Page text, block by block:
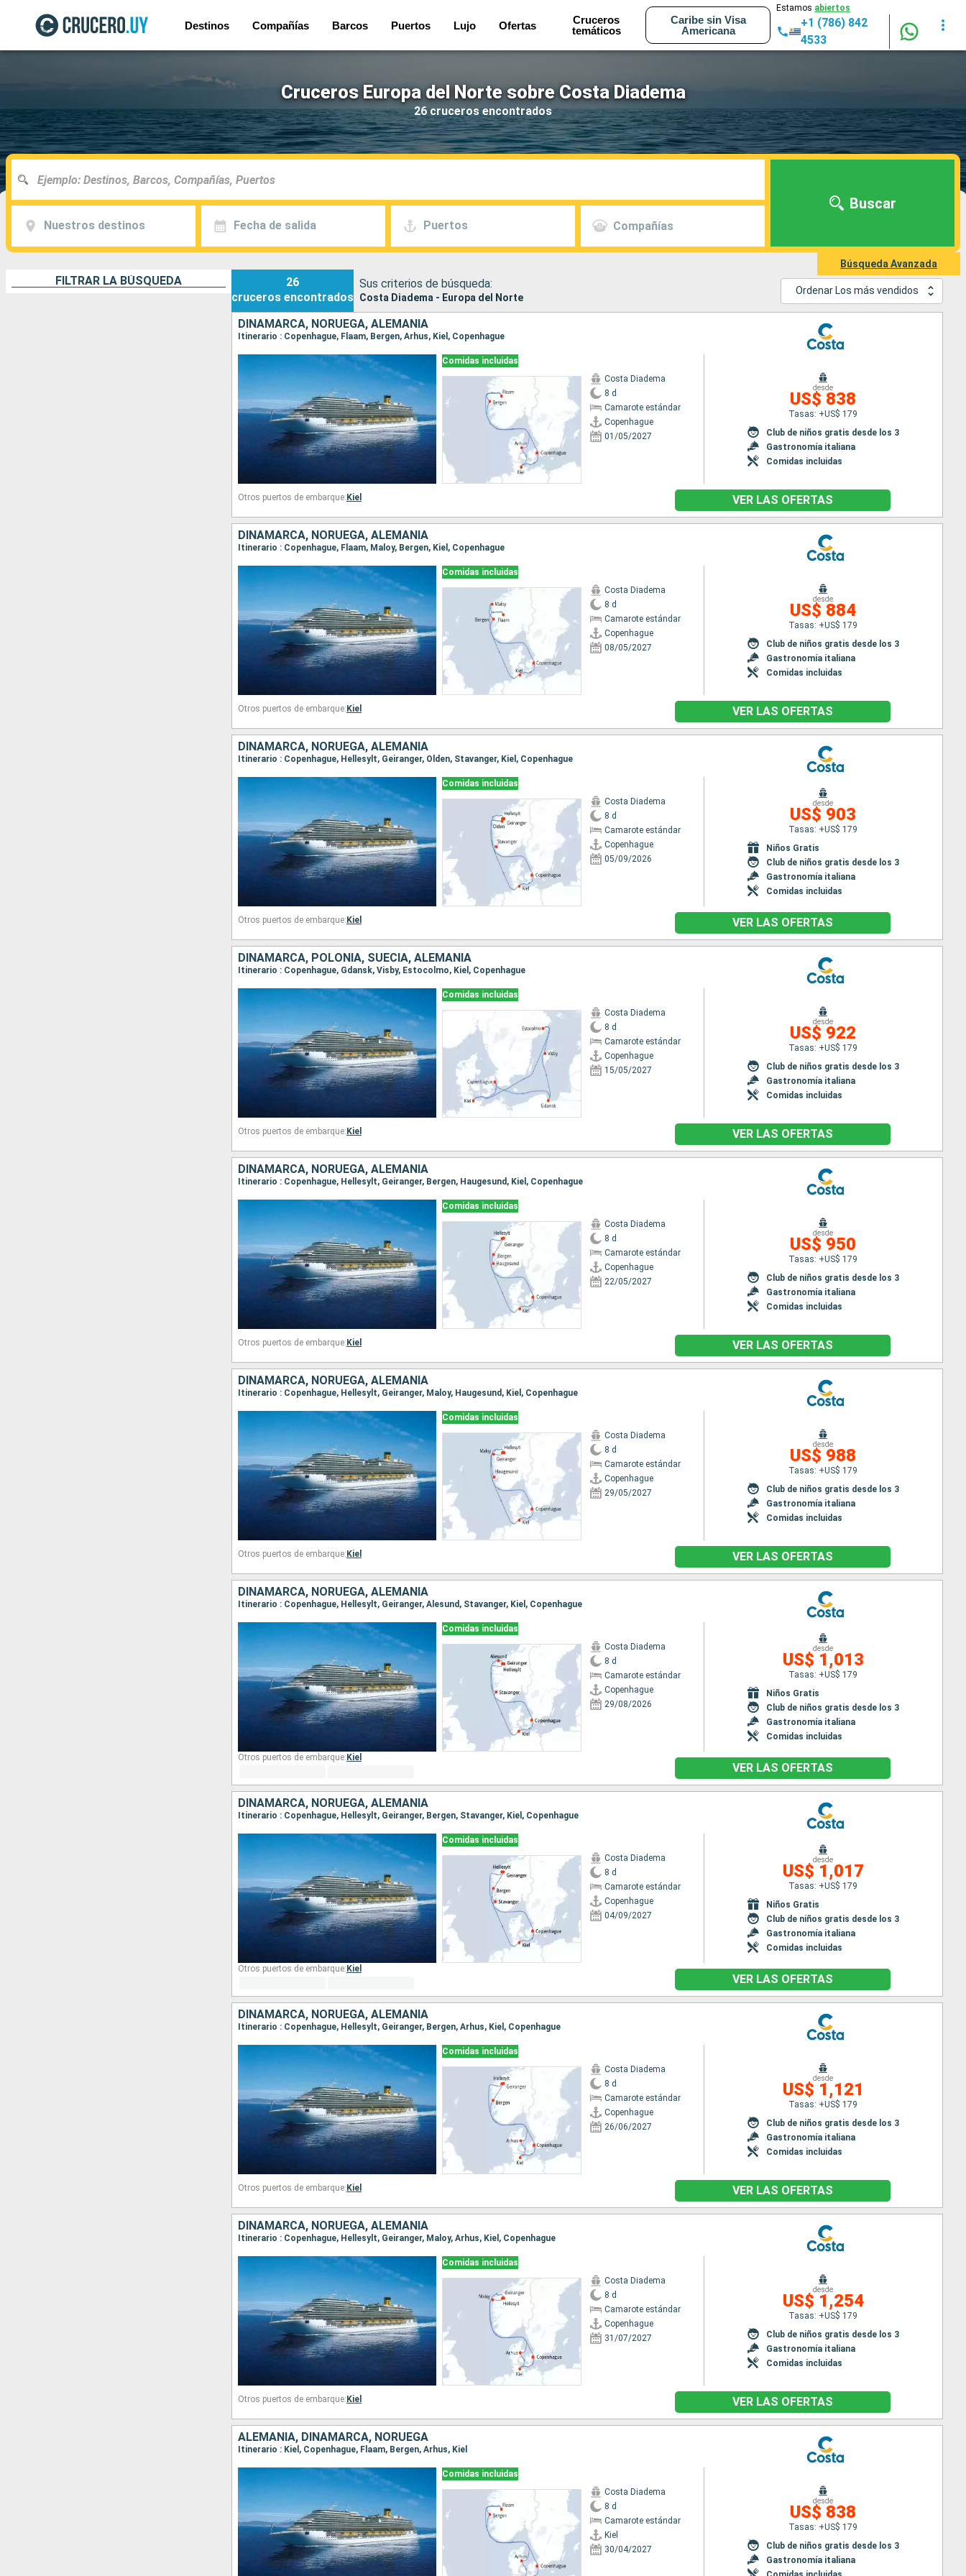
Destinos Compañías Barcos Puertos Lujo Ofertas
Cruceros
temáticos
Caribe sin Visa
Americana
Estamos abiertos
+1 (786) 842
4533
Cruceros Europa del Norte sobre Costa Diadema
26 cruceros encontrados
Nuestros destinos Fecha de salida Puertos Compañías
Buscar
Búsqueda Avanzada
FILTRAR LA BÚSQUEDA
26
cruceros encontrados
Sus criterios de búsqueda:
Costa Diadema - Europa del Norte
Ordenar Los más vendidos
DINAMARCA, NORUEGA, ALEMANIA
Itinerario : Copenhague, Flaam, Bergen, Arhus, Kiel, Copenhague
Comidas incluidas
Costa Diadema
8 d
Camarote estándar
Copenhague
01/05/2027
desde
US$ 838
Tasas: +US$ 179
Club de niños gratis desde los 3
Gastronomía italiana
Comidas incluidas
Otros puertos de embarque: Kiel VER LAS OFERTAS
DINAMARCA, NORUEGA, ALEMANIA
Itinerario : Copenhague, Flaam, Maloy, Bergen, Kiel, Copenhague
Comidas incluidas
Costa Diadema
8 d
Camarote estándar
Copenhague
08/05/2027
desde
US$ 884
Tasas: +US$ 179
Club de niños gratis desde los 3
Gastronomía italiana
Comidas incluidas
Otros puertos de embarque: Kiel VER LAS OFERTAS
DINAMARCA, NORUEGA, ALEMANIA
Itinerario : Copenhague, Hellesylt, Geiranger, Olden, Stavanger, Kiel, Copenhague
Comidas incluidas
Costa Diadema
8 d
Camarote estándar
Copenhague
05/09/2026
desde
US$ 903
Tasas: +US$ 179
Niños Gratis
Club de niños gratis desde los 3
Gastronomía italiana
Comidas incluidas
Otros puertos de embarque: Kiel VER LAS OFERTAS
DINAMARCA, POLONIA, SUECIA, ALEMANIA
Itinerario : Copenhague, Gdansk, Visby, Estocolmo, Kiel, Copenhague
Comidas incluidas
Costa Diadema
8 d
Camarote estándar
Copenhague
15/05/2027
desde
US$ 922
Tasas: +US$ 179
Club de niños gratis desde los 3
Gastronomía italiana
Comidas incluidas
Otros puertos de embarque: Kiel VER LAS OFERTAS
DINAMARCA, NORUEGA, ALEMANIA
Itinerario : Copenhague, Hellesylt, Geiranger, Bergen, Haugesund, Kiel, Copenhague
Comidas incluidas
Costa Diadema
8 d
Camarote estándar
Copenhague
22/05/2027
desde
US$ 950
Tasas: +US$ 179
Club de niños gratis desde los 3
Gastronomía italiana
Comidas incluidas
Otros puertos de embarque: Kiel VER LAS OFERTAS
DINAMARCA, NORUEGA, ALEMANIA
Itinerario : Copenhague, Hellesylt, Geiranger, Maloy, Haugesund, Kiel, Copenhague
Comidas incluidas
Costa Diadema
8 d
Camarote estándar
Copenhague
29/05/2027
desde
US$ 988
Tasas: +US$ 179
Club de niños gratis desde los 3
Gastronomía italiana
Comidas incluidas
Otros puertos de embarque: Kiel VER LAS OFERTAS
DINAMARCA, NORUEGA, ALEMANIA
Itinerario : Copenhague, Hellesylt, Geiranger, Alesund, Stavanger, Kiel, Copenhague
Comidas incluidas
Costa Diadema
8 d
Camarote estándar
Copenhague
29/08/2026
desde
US$ 1,013
Tasas: +US$ 179
Niños Gratis
Club de niños gratis desde los 3
Gastronomía italiana
Comidas incluidas
Otros puertos de embarque: Kiel
VER LAS OFERTAS
DINAMARCA, NORUEGA, ALEMANIA
Itinerario : Copenhague, Hellesylt, Geiranger, Bergen, Stavanger, Kiel, Copenhague
Comidas incluidas
Costa Diadema
8 d
Camarote estándar
Copenhague
04/09/2027
desde
US$ 1,017
Tasas: +US$ 179
Niños Gratis
Club de niños gratis desde los 3
Gastronomía italiana
Comidas incluidas
Otros puertos de embarque: Kiel
VER LAS OFERTAS
DINAMARCA, NORUEGA, ALEMANIA
Itinerario : Copenhague, Hellesylt, Geiranger, Bergen, Arhus, Kiel, Copenhague
Comidas incluidas
Costa Diadema
8 d
Camarote estándar
Copenhague
26/06/2027
desde
US$ 1,121
Tasas: +US$ 179
Club de niños gratis desde los 3
Gastronomía italiana
Comidas incluidas
Otros puertos de embarque: Kiel VER LAS OFERTAS
DINAMARCA, NORUEGA, ALEMANIA
Itinerario : Copenhague, Hellesylt, Geiranger, Maloy, Arhus, Kiel, Copenhague
Comidas incluidas
Costa Diadema
8 d
Camarote estándar
Copenhague
31/07/2027
desde
US$ 1,254
Tasas: +US$ 179
Club de niños gratis desde los 3
Gastronomía italiana
Comidas incluidas
Otros puertos de embarque: Kiel VER LAS OFERTAS
ALEMANIA, DINAMARCA, NORUEGA
Itinerario : Kiel, Copenhague, Flaam, Bergen, Arhus, Kiel
Comidas incluidas
Costa Diadema
8 d
Camarote estándar
Kiel
30/04/2027
desde
US$ 838
Tasas: +US$ 179
Club de niños gratis desde los 3
Gastronomía italiana